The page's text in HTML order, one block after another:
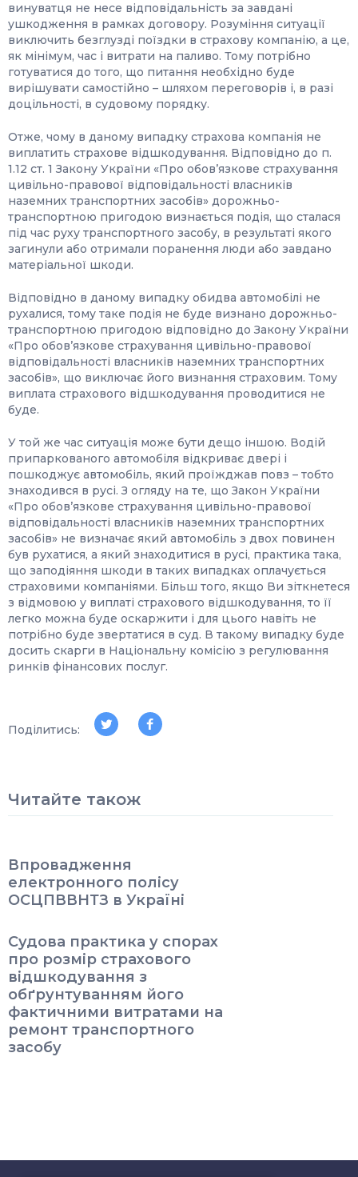
винуватця не несе відповідальність за завдані
ушкодження в рамках договору. Розуміння ситуації
виключить безглузді поїздки в страхову компанію, а це,
як мінімум, час і витрати на паливо. Тому потрібно
готуватися до того, що питання необхідно буде
вирішувати самостійно – шляхом переговорів і, в разі
доцільності, в судовому порядку.
Отже, чому в даному випадку страхова компанія не
виплатить страхове відшкодування. Відповідно до п.
1.12 ст. 1 Закону України «Про обов’язкове страхування
цивільно-правової відповідальності власників
наземних транспортних засобів» дорожньо-
транспортною пригодою визнається подія, що сталася
під час руху транспортного засобу, в результаті якого
загинули або отримали поранення люди або завдано
матеріальної шкоди.
Відповідно в даному випадку обидва автомобілі не
рухалися, тому таке подія не буде визнано дорожньо-
транспортною пригодою відповідно до Закону України
«Про обов’язкове страхування цивільно-правової
відповідальності власників наземних транспортних
засобів», що виключає його визнання страховим. Тому
виплата страхового відшкодування проводитися не
буде.
У той же час ситуація може бути дещо іншою. Водій
припаркованого автомобіля відкриває двері і
пошкоджує автомобіль, який проїжджав повз – тобто
знаходився в русі. З огляду на те, що Закон України
«Про обов’язкове страхування цивільно-правової
відповідальності власників наземних транспортних
засобів» не визначає який автомобіль з двох повинен
був рухатися, а який знаходитися в русі, практика така,
що заподіяння шкоди в таких випадках оплачується
страховими компаніями. Більш того, якщо Ви зіткнетеся
з відмовою у виплаті страхового відшкодування, то її
легко можна буде оскаржити і для цього навіть не
потрібно буде звертатися в суд. В такому випадку буде
досить скарги в Національну комісію з регулювання
ринків фінансових послуг.
Поділитись:
Читайте також
Впровадження
електронного полісу
ОСЦПВВНТЗ в Україні
Судова практика у спорах
про розмір страхового
відшкодування з
обґрунтуванням його
фактичними витратами на
ремонт транспортного
засобу